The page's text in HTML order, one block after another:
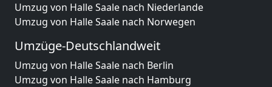
Umzug von Halle Saale nach Niederlande
Umzug von Halle Saale nach Norwegen
Umzüge-Deutschlandweit
Umzug von Halle Saale nach Berlin
Umzug von Halle Saale nach Hamburg